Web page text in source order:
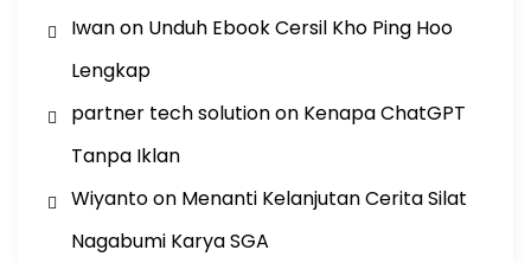
Iwanon Unduh Ebook Cersil Kho Ping Hoo
Lengkap
partner tech solutionon Kenapa ChatGPT
Tanpa Iklan
Wiyantoon Menanti Kelanjutan Cerita Silat
Nagabumi Karya SGA